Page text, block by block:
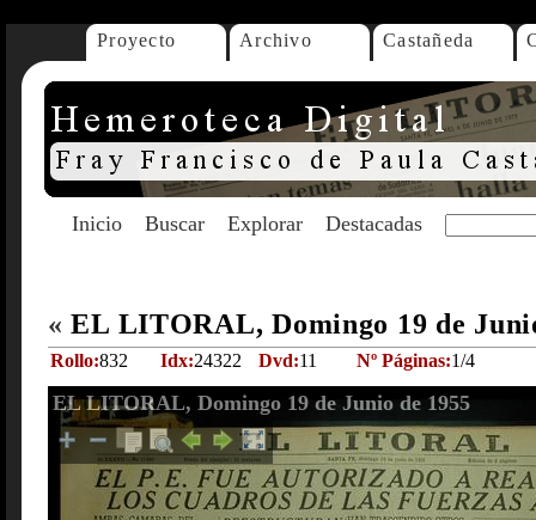
Proyecto Archivo Castañeda
Inicio Buscar Explorar Destacadas
« EL LITORAL, Domingo 19 de
Rollo:832 Idx:24322 Dvd:11 Nº Páginas:1/4
EL LITORAL, Domingo 19 de Junio de 1955